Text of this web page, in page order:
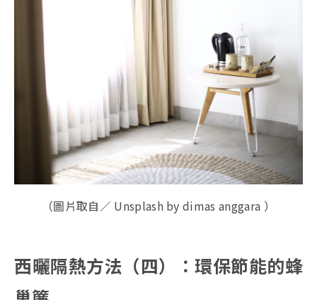
（圖片取自／ Unsplash by dimas anggara ）
西曬隔熱方法（四）：環保節能的蜂